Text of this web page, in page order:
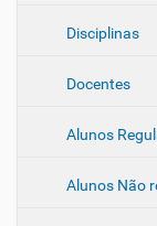
Disciplinas
Docentes
Alunos
Alunos Não